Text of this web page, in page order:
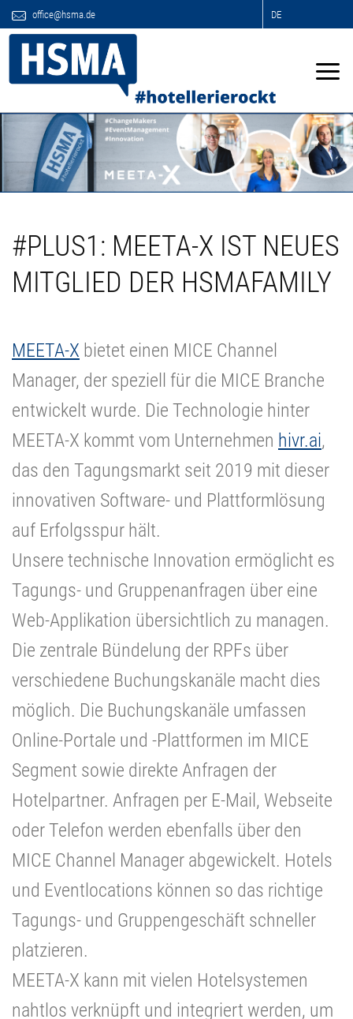
office@hsma.de DE
#PLUS1: MEETA-X IST NEUES
MITGLIED DER HSMAFAMILY
MEETA-X bietet einen MICE Channel
Manager, der speziell für die MICE Branche
entwickelt wurde. Die Technologie hinter
MEETA-X kommt vom Unternehmen hivr.ai,
das den Tagungsmarkt seit 2019 mit dieser
innovativen Software- und Plattformlösung
auf Erfolgsspur hält.
Unsere technische Innovation ermöglicht es
Tagungs- und Gruppenanfragen über eine
Web-Applikation übersichtlich zu managen.
Die zentrale Bündelung der RPFs über
verschiedene Buchungskanäle macht dies
möglich. Die Buchungskanäle umfassen
Online-Portale und -Plattformen im MICE
Segment sowie direkte Anfragen der
Hotelpartner. Anfragen per E-Mail, Webseite
oder Telefon werden ebenfalls über den
MICE Channel Manager abgewickelt. Hotels
und Eventlocations können so das richtige
Tagungs- und Gruppengeschäft schneller
platzieren.
MEETA-X kann mit vielen Hotelsystemen
nahtlos verknüpft und integriert werden, um